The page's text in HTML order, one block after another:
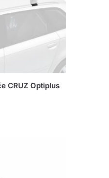
CRUZ Optiplus